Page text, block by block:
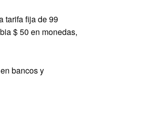
tarifa fija de 99
$ 50 en monedas,
bancos y